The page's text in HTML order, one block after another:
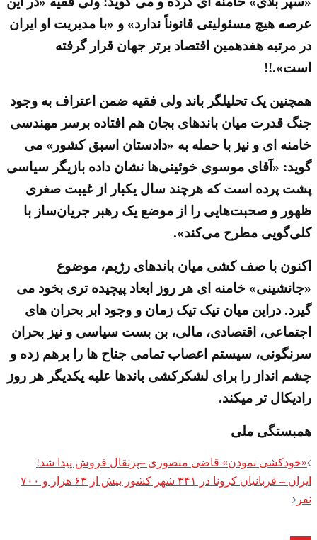
عرصه هیچ مسئولیتی قانوناً ندارد» و «با مدیریت او ایران
در مرتبه هفدهمین اقتصاد برتر جهان قرار گرفته
است».!!
همچنین یک تحلیلگر باند ولی فقیه ضمن اعتراف به وجود
جنگ قدرت میان باندهای بجان هم افتاده برسر مهندسی
خامنه ای و نیز با حمله به «دادستان اسبق کشور» می
گوید: «آقای موسوی خوئینی‌ها نشان داده بازیگر سیاسی
پشت پرده است که هرچند سال یکبار از غیبت صغری
ظهور و صحبت‌هایی را از موضع یک رهبر جریان‌ساز با
کلی‌گویی مطرح می‌کند».
اکنون با صف کشی میان باندهای رژیم، موضوع
«جانشینی» خامنه ای هر روز ابعاد پیچیده تری بخود می
گیرد. دراین میان تیک تیک زمان و وجود ابر بحران های
اجتماعی، اقتصادی، مالی، بن بست سیاسی و نیز بحران
سرنگونی، سیستم اعصاب تمامی جناح ها را برهم زده و
چشم انداز را برای لشکرکشی باندها علیه یکدیگر هر روز
رادیکال تر میکند.
همبستگی ملی
Post
navigation
«خودکشی نمودن» قاضی منصوری –پرتقال فروش پیدا شد!
ایران – قربانیان کرونا در ۳۴۱ شهر کشور بیش از ۶۳ هزار و ۷۰۰
نفر